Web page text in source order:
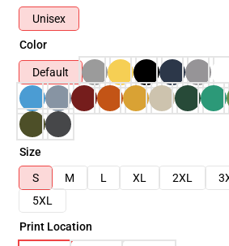
Unisex
Color
Default
Size
S
M L XL 2XL
5XL
Print Location